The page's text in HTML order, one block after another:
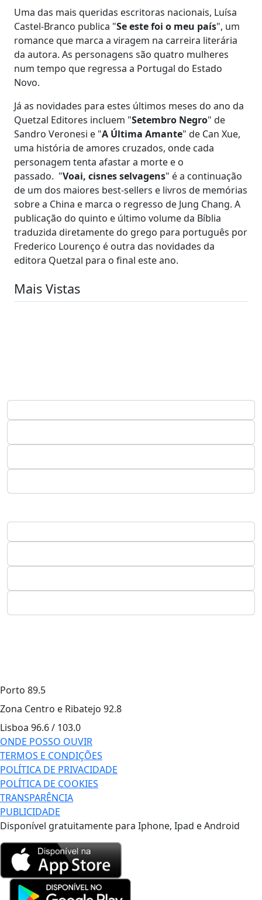
Uma das mais queridas escritoras nacionais, Luísa
Castel-Branco publica "Se este foi o meu país", um
romance que marca a viragem na carreira literária
da autora. As personagens são quatro mulheres
num tempo que regressa a Portugal do Estado
Novo.
Já as novidades para estes últimos meses do ano da
Quetzal Editores incluem "Setembro Negro" de
Sandro Veronesi e "A Última Amante" de Can Xue,
uma história de amores cruzados, onde cada
personagem tenta afastar a morte e o
passado. "Voai, cisnes selvagens" é a continuação
de um dos maiores best-sellers e livros de memórias
sobre a China e marca o regresso de Jung Chang. A
publicação do quinto e último volume da Bíblia
traduzida diretamente do grego para português por
Frederico Lourenço é outra das novidades da
editora Quetzal para o final este ano.
Mais Vistas
Porto 89.5
Zona Centro e Ribatejo 92.8
Lisboa 96.6 / 103.0
ONDE POSSO OUVIR
TERMOS E CONDIÇÕES
POLÍTICA DE PRIVACIDADE
POLÍTICA DE COOKIES
TRANSPARÊNCIA
PUBLICIDADE
Disponível gratuitamente para Iphone, Ipad e Android